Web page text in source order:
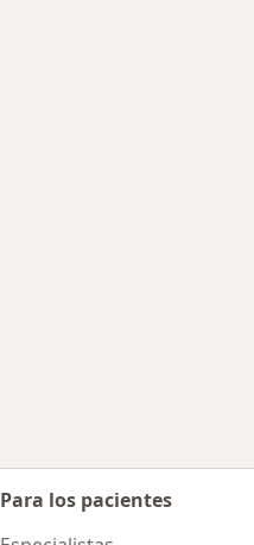
Para los pacientes